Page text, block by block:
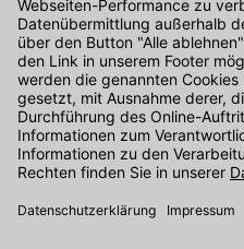
Kontakt
Unser Onlineshop Team ist
Uhr unter der Telefonnummer
Alternativ können Sie unser
Den Kontakt direkt in unsere